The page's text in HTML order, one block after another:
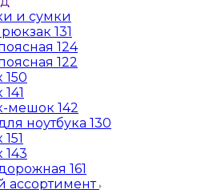
и сумки
131
124
122
150
мешок 142
ноутбука 130
143
161